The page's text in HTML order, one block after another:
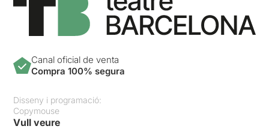
Canal oficial de venta
Compra 100% segura
Disseny i programació:
Copymouse
Vull veure